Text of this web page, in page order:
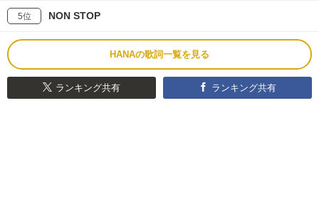
5位 NON STOP
HANAの歌詞一覧を見る
ランキング共有 ランキング共有